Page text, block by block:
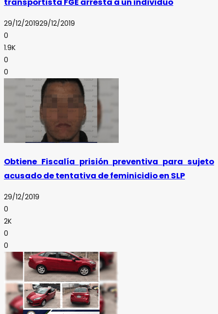
transportista FGE arresta a un individuo
29/12/201929/12/2019
0
1.9K
0
0
Obtiene Fiscalía prisión preventiva para sujeto
acusado de tentativa de feminicidio en SLP
29/12/2019
0
2K
0
0